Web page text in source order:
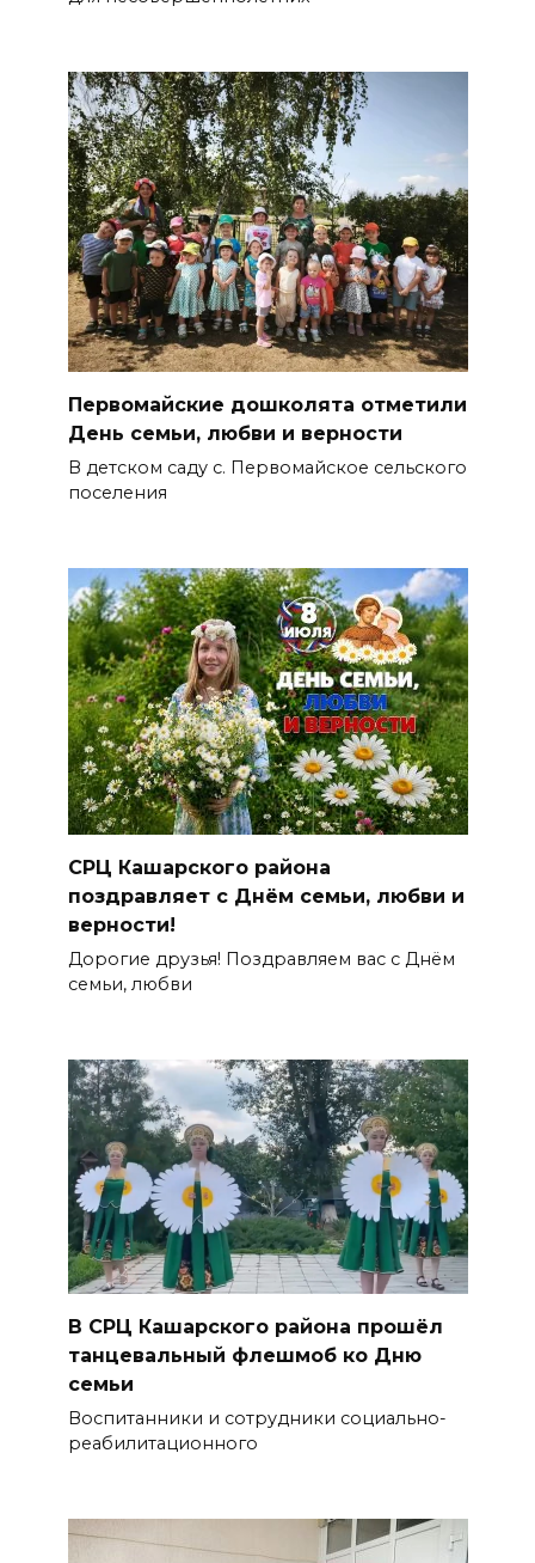
Первомайские дошколята отметили
День семьи, любви и верности
В детском саду с. Первомайское сельского
поселения
СРЦ Кашарского района
поздравляет с Днём семьи, любви и
верности!
Дорогие друзья! Поздравляем вас с Днём
семьи, любви
В СРЦ Кашарского района прошёл
танцевальный флешмоб ко Дню
семьи
Воспитанники и сотрудники социально-
реабилитационного